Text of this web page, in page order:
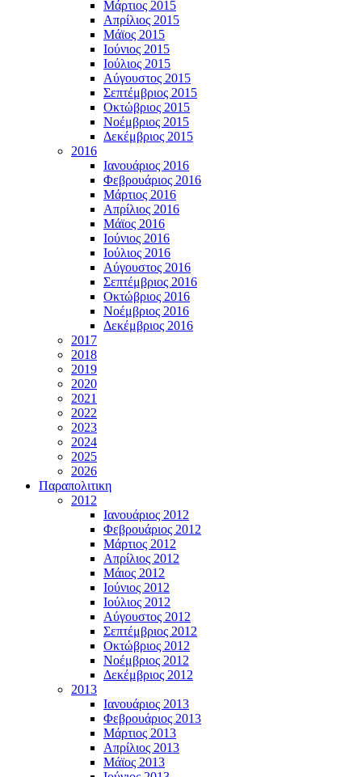
Μάρτιος 2015
Απρίλιος 2015
Μάϊος 2015
Ιούνιος 2015
Ιούλιος 2015
Αύγουστος 2015
Σεπτέμβριος 2015
Οκτώβριος 2015
Νοέμβριος 2015
Δεκέμβριος 2015
2016
Ιανουάριος 2016
Φεβρουάριος 2016
Μάρτιος 2016
Απρίλιος 2016
Μάϊος 2016
Ιούνιος 2016
Ιούλιος 2016
Αύγουστος 2016
Σεπτέμβριος 2016
Οκτώβριος 2016
Νοέμβριος 2016
Δεκέμβριος 2016
2017
2018
2019
2020
2021
2022
2023
2024
2025
2026
Παραπολιτικη
2012
Ιανουάριος 2012
Φεβρουάριος 2012
Μάρτιος 2012
Απρίλιος 2012
Μάιος 2012
Ιούνιος 2012
Ιούλιος 2012
Αύγουστος 2012
Σεπτέμβριος 2012
Οκτώβριος 2012
Νοέμβριος 2012
Δεκέμβριος 2012
2013
Ιανουάριος 2013
Φεβρουάριος 2013
Μάρτιος 2013
Απρίλιος 2013
Μάϊος 2013